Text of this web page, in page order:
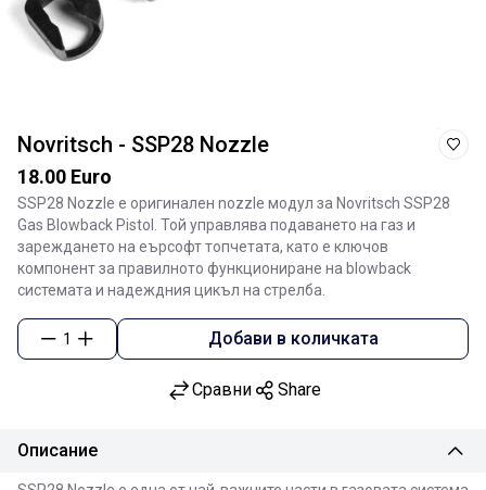
Novritsch - SSP28 Nozzle
18.00 Euro
SSP28 Nozzle е оригинален nozzle модул за Novritsch SSP28
Gas Blowback Pistol. Той управлява подаването на газ и
зареждането на еърсофт топчетата, като е ключов
компонент за правилното функциониране на blowback
системата и надеждния цикъл на стрелба.
1 Добави в количката
Сравни Share
Описание